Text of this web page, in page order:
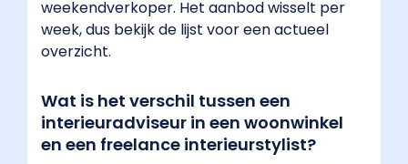
weekendverkoper. Het aanbod wisselt per
week, dus bekijk de lijst voor een actueel
overzicht.
Wat is het verschil tussen een
interieuradviseur in een woonwinkel
en een freelance interieurstylist?